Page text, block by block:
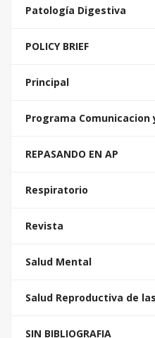
Patología Digestiva
POLICY BRIEF
Principal
Programa Comunicacion
REPASANDO EN AP
Respiratorio
Revista
Salud Mental
Salud Reproductiva de
SIN BIBLIOGRAFIA